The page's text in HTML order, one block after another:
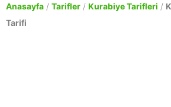
Anasayfa / Tarifler / Kurabiye Tarifleri /
Tarifi